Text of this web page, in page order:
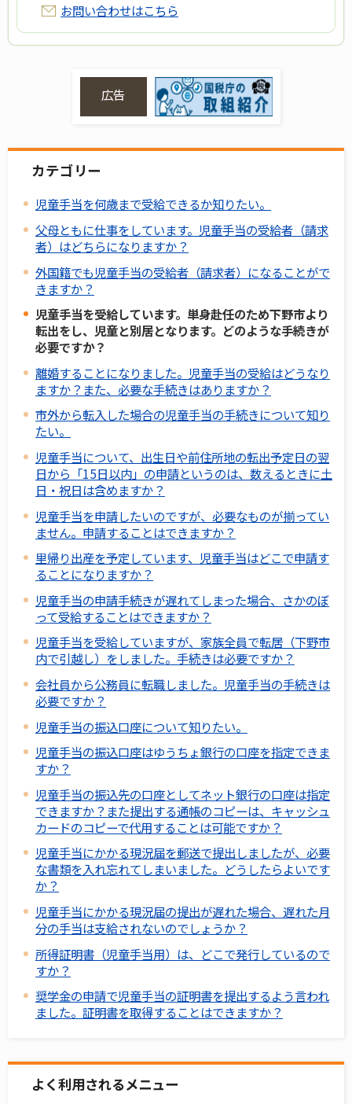
お問い合わせはこちら
広告
カテゴリー
児童手当を何歳まで受給できるか知りたい。
父母ともに仕事をしています。児童手当の受給者（請求
者）はどちらになりますか？
外国籍でも児童手当の受給者（請求者）になることがで
きますか？
児童手当を受給しています。単身赴任のため下野市より
転出をし、児童と別居となります。どのような手続きが
必要ですか？
離婚することになりました。児童手当の受給はどうなり
ますか？また、必要な手続きはありますか？
市外から転入した場合の児童手当の手続きについて知り
たい。
児童手当について、出生日や前住所地の転出予定日の翌
日から「15日以内」の申請というのは、数えるときに土
日・祝日は含めますか？
児童手当を申請したいのですが、必要なものが揃ってい
ません。申請することはできますか？
里帰り出産を予定しています、児童手当はどこで申請す
ることになりますか？
児童手当の申請手続きが遅れてしまった場合、さかのぼ
って受給することはできますか？
児童手当を受給していますが、家族全員で転居（下野市
内で引越し）をしました。手続きは必要ですか？
会社員から公務員に転職しました。児童手当の手続きは
必要ですか？
児童手当の振込口座について知りたい。
児童手当の振込口座はゆうちょ銀行の口座を指定できま
すか？
児童手当の振込先の口座としてネット銀行の口座は指定
できますか？また提出する通帳のコピーは、キャッシュ
カードのコピーで代用することは可能ですか？
児童手当にかかる現況届を郵送で提出しましたが、必要
な書類を入れ忘れてしまいました。どうしたらよいです
か？
児童手当にかかる現況届の提出が遅れた場合、遅れた月
分の手当は支給されないのでしょうか？
所得証明書（児童手当用）は、どこで発行しているので
すか？
奨学金の申請で児童手当の証明書を提出するよう言われ
ました。証明書を取得することはできますか？
よく利用されるメニュー